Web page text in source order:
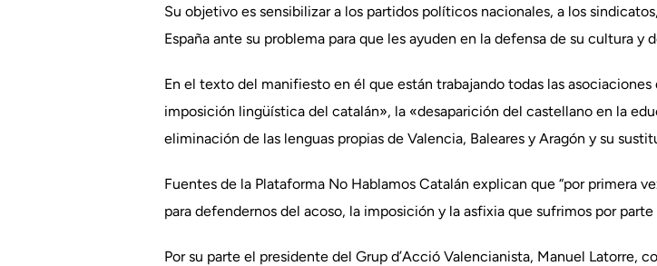
Su objetivo es sensibilizar a los partidos políticos nacionales, a los
España ante su problema para que les ayuden en la defensa de su cultura y
En el texto del manifiesto en él que están trabajando todas las
imposición lingüística del catalán», la «desaparición del castellano en la
eliminación de las lenguas propias de Valencia, Baleares y Aragón y su
Fuentes de la Plataforma No Hablamos Catalán explican que “por primera
para defendernos del acoso, la imposición y la asfixia que sufrimos por
Por su parte el presidente del Grup d’Acció Valencianista, Manuel Latorre,